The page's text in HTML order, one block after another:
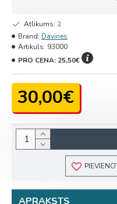
30,00€
Atlikums: 2
Brand: Davines
Artikuls: 93000
PRO CENA: 25,50€
APRAKSTS